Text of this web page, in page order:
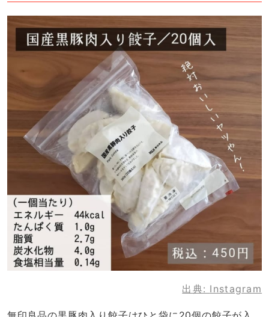
出典: Instagram